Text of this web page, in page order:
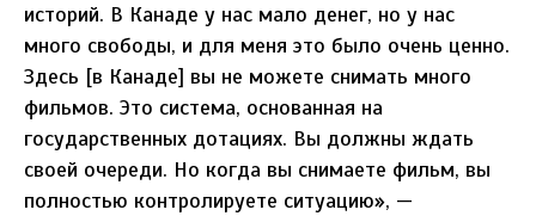
историй. В Канаде у нас мало денег, но у нас
много свободы, и для меня это было очень ценно.
Здесь [в Канаде] вы не можете снимать много
фильмов. Это система, основанная на
государственных дотациях. Вы должны ждать
своей очереди. Но когда вы снимаете фильм, вы
полностью контролируете ситуацию», —